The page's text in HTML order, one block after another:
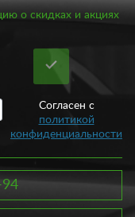
о скидках и акциях
Согласен с
политикой
конфиденциальности
94